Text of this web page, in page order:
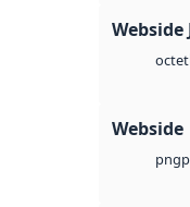
Webside
octet
Webside
png